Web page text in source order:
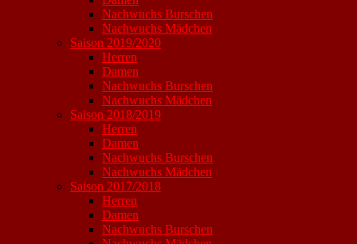
Nachwuchs Burschen
Nachwuchs Mädchen
Saison 2019/2020
Herren
Damen
Nachwuchs Burschen
Nachwuchs Mädchen
Saison 2018/2019
Herren
Damen
Nachwuchs Burschen
Nachwuchs Mädchen
Saison 2017/2018
Herren
Damen
Nachwuchs Burschen